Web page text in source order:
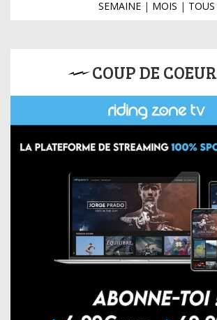
SEMAINE| MOIS | TOUS
COUP DE COEUR